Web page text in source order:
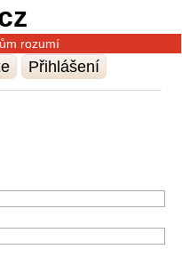
rozumí
Přihlášení